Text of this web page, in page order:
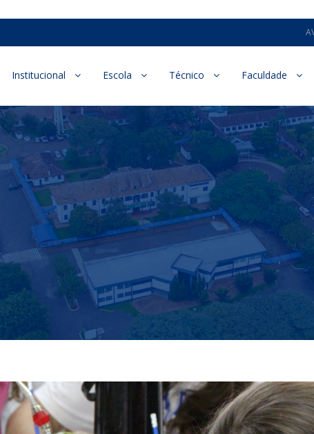
Institucional Escola Técnico Faculdade